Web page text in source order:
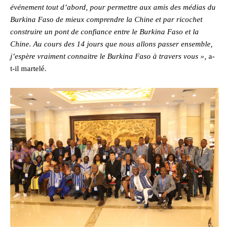
événement tout d’abord, pour permettre aux amis des médias du
Burkina Faso de mieux comprendre la Chine et par ricochet
construire un pont de confiance entre le Burkina Faso et la
Chine. Au cours des 14 jours que nous allons passer ensemble,
j’espère vraiment connaitre le Burkina Faso à travers vous », a-
t-il martelé.